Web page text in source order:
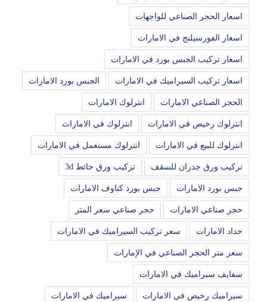
اسعار الحجر الصناعي للواجهات
اسعار الفورسيلنج في الامارات
اسعار تركيب الجبس بورد في الامارات
اسعار تركيب السيراميك في الامارات الجبس بورد الامارات
الحجر الصناعي الامارات انترلوك الامارات
انترلوك رخيص في الامارات انترلوك في الامارات
انترلوك للبيع في الامارات انترلوك مستعمل في الامارات
تركيب ورق جدران للسقف تركيب ورق حائط 3d
جبس بورد الامارات جبس بورد كناوف الامارات
حجر صناعي الامارات حجر صناعي سعر المتر
حداد الامارات سعر تركيب السيراميك في الامارات
سعر متر الحجر الصناعي في الإمارات
سفايف سيراميك في الامارات
سيراميك رخيص في الامارات سيراميك في الامارات